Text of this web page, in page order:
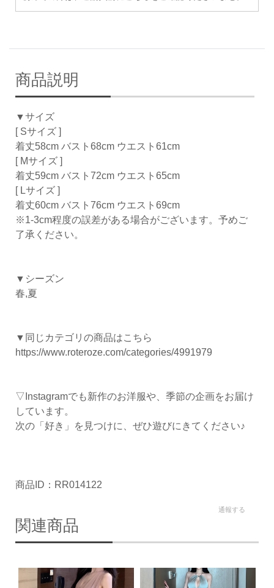
商品説明
▼サイズ
[ Sサイズ ]
着丈58cm バスト68cm ウエスト61cm
[ Mサイズ ]
着丈59cm バスト72cm ウエスト65cm
[ Lサイズ ]
着丈60cm バスト76cm ウエスト69cm
※1-3cm程度の誤差がある場合がございます。予めご
了承ください。
▼シーズン
春,夏
▼同じカテゴリの商品はこちら
https://www.roteroze.com/categories/4991979
▽Instagramでも新作のお洋服や、季節の企画をお届け
しています。
次の「好き」を見つけに、ぜひ遊びにきてください♪
商品ID：RR014122
通報する
関連商品